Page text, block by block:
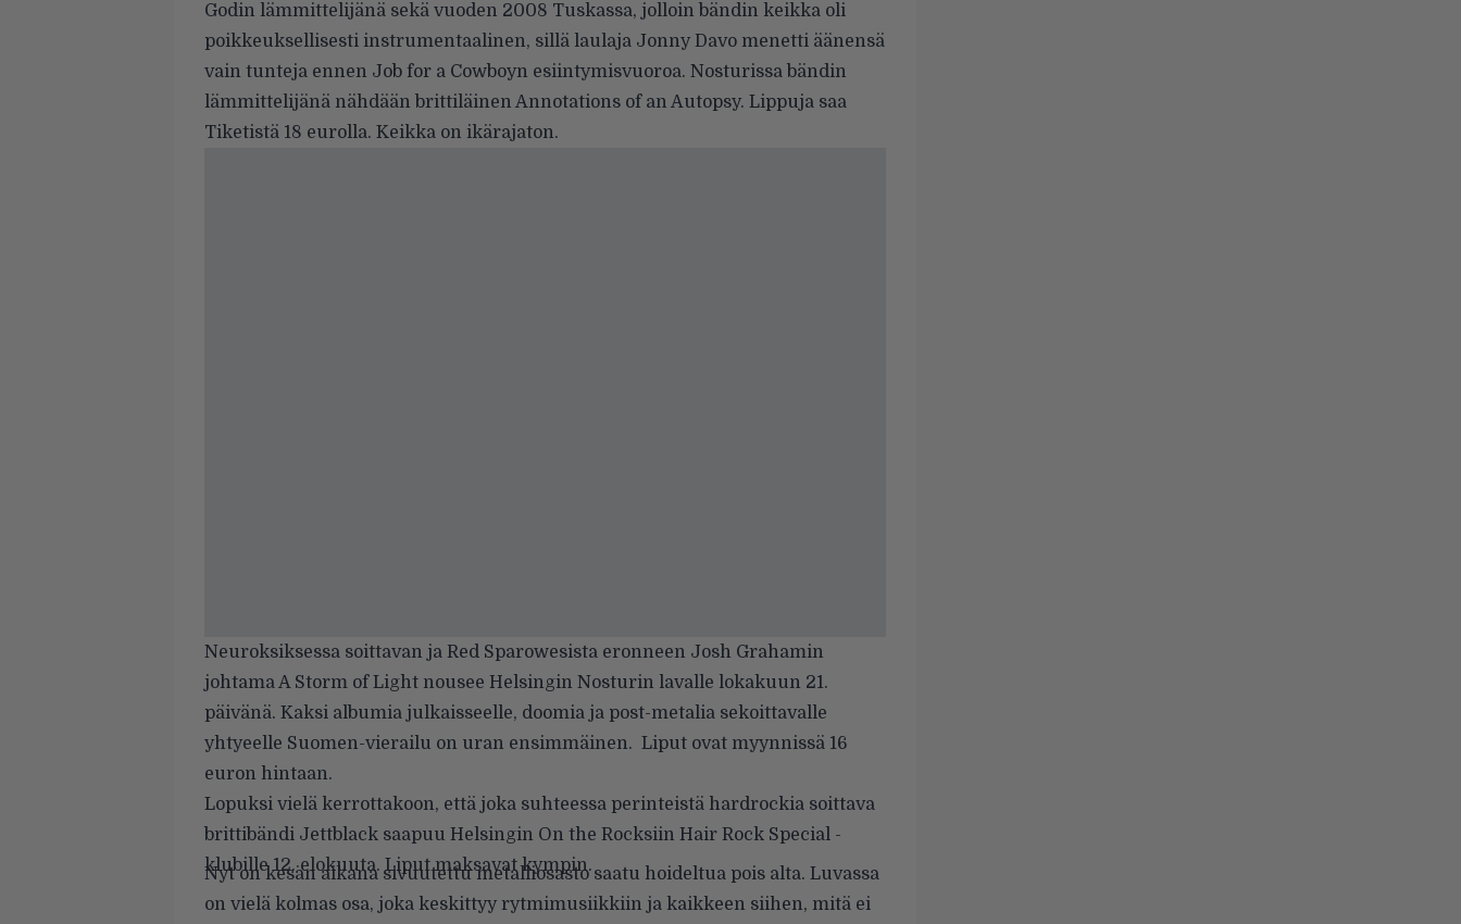
Godin lämmittelijänä sekä vuoden 2008 Tuskassa, jolloin bändin keikka oli
poikkeuksellisesti instrumentaalinen, sillä laulaja Jonny Davo menetti äänensä
vain tunteja ennen Job for a Cowboyn esiintymisvuoroa. Nosturissa bändin
lämmittelijänä nähdään brittiläinen Annotations of an Autopsy. Lippuja saa
Tiketistä 18 eurolla. Keikka on ikärajaton.
Neuroksiksessa soittavan ja Red Sparowesista eronneen Josh Grahamin
johtamaA Storm of Light nousee Helsingin Nosturin lavalle lokakuun 21.
päivänä. Kaksi albumia julkaisseelle, doomia ja post-metalia sekoittavalle
yhtyeelle Suomen-vierailu on uran ensimmäinen. Liput ovat myynnissä 16
euron hintaan.
Lopuksi vielä kerrottakoon, että joka suhteessa perinteistä hardrockia soittava
brittibändi Jettblack saapuu Helsingin On the Rocksiin Hair Rock Special -
klubille 12. elokuuta. Liput maksavat kympin.
Nyt on kesän aikana sivuutettu metalliosasto saatu hoideltua pois alta. Luvassa
on vielä kolmas osa, joka keskittyy rytmimusiikkiin ja kaikkeen siihen, mitä ei